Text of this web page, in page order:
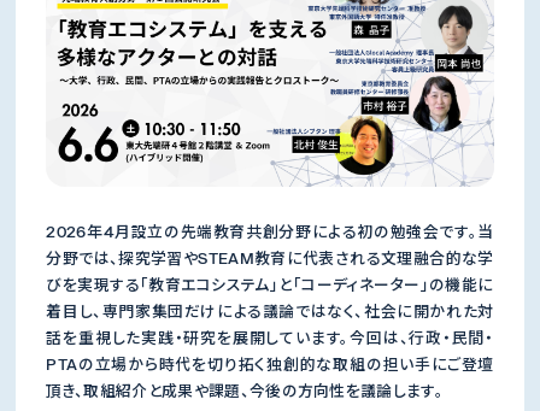
2026年4月設立の先端教育共創分野による初の勉強会です。当
分野では、探究学習やSTEAM教育に代表される文理融合的な学
びを実現する「教育エコシステム」と「コーディネーター」の機能に
着目し、専門家集団だけによる議論ではなく、社会に開かれた対
話を重視した実践・研究を展開しています。今回は、行政・民間・
PTAの立場から時代を切り拓く独創的な取組の担い手にご登壇
頂き、取組紹介と成果や課題、今後の方向性を議論します。